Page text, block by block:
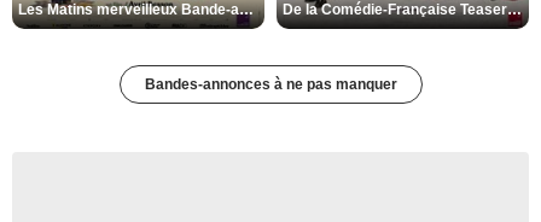
Les Matins merveilleux Bande-annonce VF De la Comédie-Française Teaser VF
Bandes-annonces à ne pas manquer